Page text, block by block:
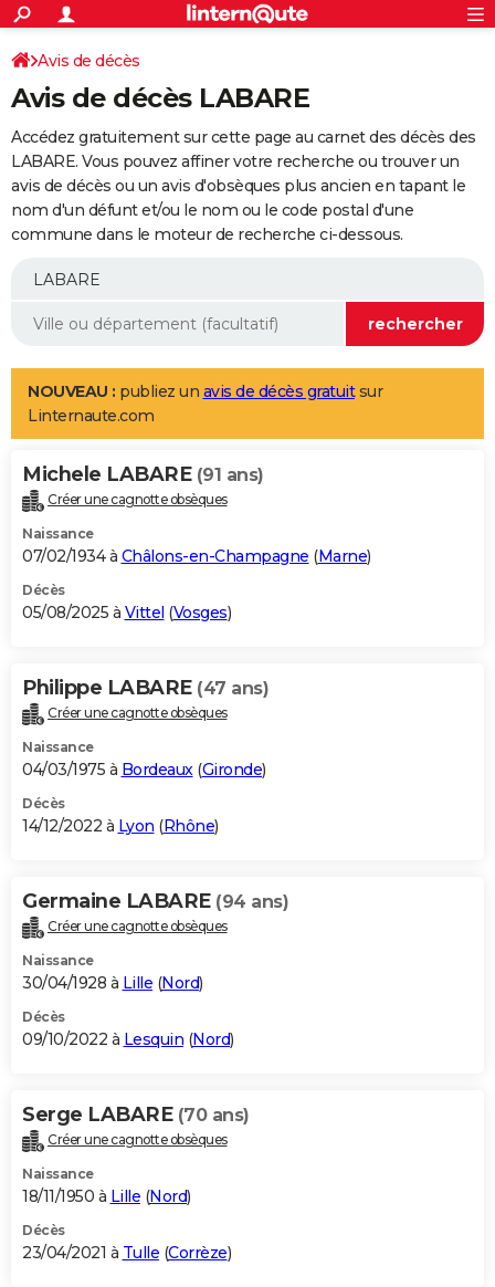
ACTUALITÉS
Politique
Société
Faits Divers
Education
Monde
Villes
+
SPORT
Coupe du monde 2026
Football
Tennis
Cyclisme
Rugby
Forum
Programme TV
TNTStreaming
Cinéma
Sorties cinéma
Musique
+
FINANCE
Retraite
Epargne
Immobilier
Risques naturels par ville
Banque
Assurance
AUTO
Essais
Réserver un essai
Citadines
Berlines
SUV
Forum auto
+
Mobiles
Meilleur smartphone
Internet
Ordinateurs
Jeux vidéo
Guide high-tech
Aménagement intérieur
LIFESTYLE
Art de vivre
Bien-être
Loisirs
Mode
Modes de vie
Alimentation
Guide de la santé
Maladies
Médicaments
Sommeil
VOYAGE
Destinations
City break
Voyage nature
Voyage de noces
Forum
Climat
+PHOTO
GUIDES D'ACHAT
BONS PLANS
Carte de Noël
Carte Bonne année
Carte Saint-Valentin
Carte Pâques
Carte d'anniversaire
DICTIONNAIRE
Dictionnaire
Biographies
Citations
Expressions
Proverbes
PROGRAMME TV
S'inscrire
Se connecter
Lycées
Collèges
Primaires
Universités
Entreprises
Service militaire
Avis de recherche
AVIS DE DÉCÈS
Bricolage
Lifestyle
Culture
Sport
Auto
Television
Voyage
Cinema
Avis de décès
Avis de décès LABARE
Accédez gratuitement sur cette page au carnet des décès des
LABARE. Vous pouvez affiner votre recherche ou trouver un
avis de décès ou un avis d'obsèques plus ancien en tapant le
nom d'un défunt et/ou le nom ou le code postal d'une
commune dans le moteur de recherche ci-dessous.
NOUVEAU : publiez un avis de décès gratuitsur
Linternaute.com
Michele LABARE (91 ans)
Créer une cagnotte obsèques
Naissance
07/02/1934 à Châlons-en-Champagne (Marne)
Décès
05/08/2025 à Vittel (Vosges)
Philippe LABARE (47 ans)
Créer une cagnotte obsèques
Naissance
04/03/1975 à Bordeaux(Gironde)
Décès
14/12/2022 à Lyon (Rhône)
Germaine LABARE (94 ans)
Créer une cagnotte obsèques
Naissance
30/04/1928 à Lille (Nord)
Décès
09/10/2022 à Lesquin (Nord)
Serge LABARE (70 ans)
Créer une cagnotte obsèques
Naissance
18/11/1950 à Lille (Nord)
Décès
23/04/2021 à Tulle (Corrèze)